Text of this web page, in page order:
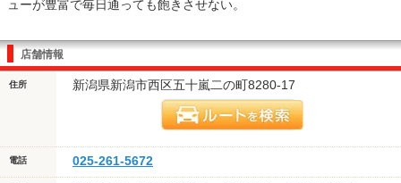
ューが豊富で毎日通っても飽きさせない。
店舗情報
住所 新潟県新潟市西区五十嵐二の町8280-17
電話 025-261-5672